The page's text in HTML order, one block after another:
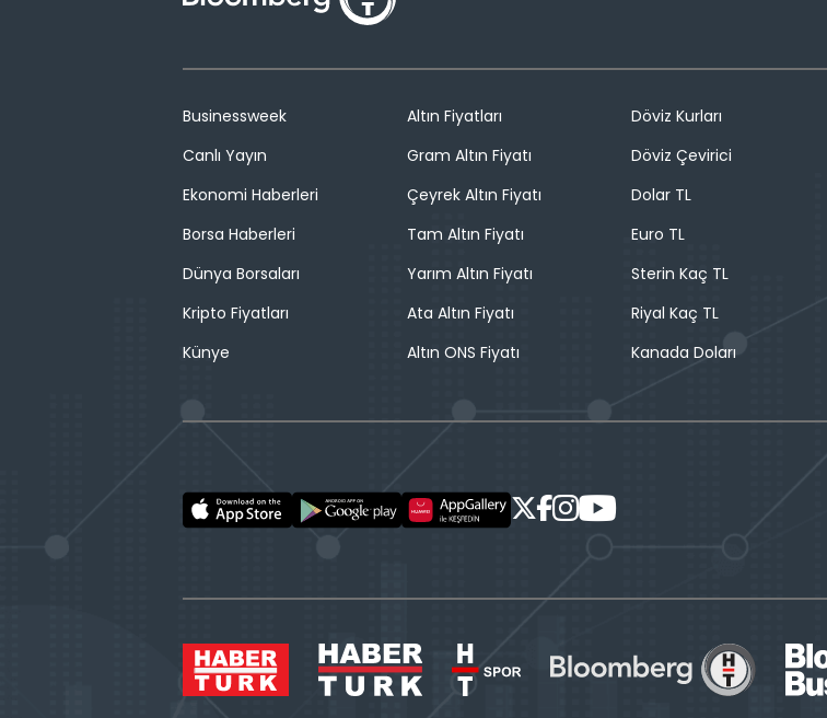
Businessweek
Canlı Yayın
Ekonomi Haberleri
Borsa Haberleri
Dünya Borsaları
Kripto Fiyatları
Künye
Altın Fiyatları
Gram Altın Fiyatı
Çeyrek Altın Fiyatı
Tam Altın Fiyatı
Yarım Altın Fiyatı
Ata Altın Fiyatı
Altın ONS Fiyatı
Döviz Kurları
Döviz Çevirici
Dolar TL
Euro TL
Sterin Kaç TL
Riyal Kaç TL
Kanada Doları